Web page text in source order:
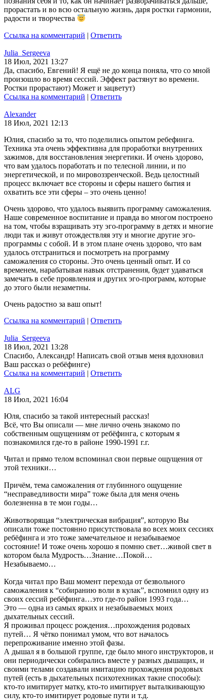
прорастать и во всю остальную жизнь, даря ростки гармонии,
радости и творчества
Ссылка на комментарий | Ответить
Julia_Sergeeva
18 Июл, 2021 13:27
Да, спасибо, Евгений! Я ещё не до конца поняла, что со мной
произошло во время сессий. Эффект растянут во времени.
Ростки прорастают) Может и зацветут)
Ссылка на комментарий | Ответить
Alexander
18 Июл, 2021 12:13
Юлия, спасибо за то, что поделились опытом ребефинга.
Техника эта очень эффективна для проработки внутренних
зажимов, для восстановления энергетики. И очень здорово,
что вам удалось поработать и по телесной линии, и по
энергетической, и по мировоззренческой. Ведь целостный
процесс включает все стороны и сферы нашего бытия и
охватить все эти сферы – это очень ценно!
Очень здорово, что удалось выявить программу саможаления.
Наше современное воспитание и правда во многом построено
на том, чтобы взращивать эту эго-программу в детях и многие
люди так и живут отождествляя эту и многие другие эго-
программы с собой. И в этом плане очень здорово, что вам
удалось отстраниться и посмотреть на программу
саможаления со стороны. Это очень ценный опыт. И со
временем, нарабатывая навык отстранения, будет удаваться
замечать в себе проявления и других эго-программ, которые
до этого были незаметны.
Очень радостно за ваш опыт!
Ссылка на комментарий | Ответить
Julia_Sergeeva
18 Июл, 2021 13:28
Спасибо, Александр! Написать свой отзыв меня вдохновил
Ваш рассказ о ребёфинге)
Ссылка на комментарий | Ответить
ALG
18 Июл, 2021 16:04
Юля, спасибо за такой интересный рассказ!
Всё, что Вы описали — мне лично очень знакомо по
собственным ощущениям от ребёфинга, с которым я
познакомился где-то в районе 1990-1991 г.г.
Читал и прямо телом вспоминал свои первые ощущения от
этой техники…
Причём, тема саможаления от глубинного ощущение
“несправедливости мира” тоже была для меня очень
болезненна в те мои годы…
Животворящая “электрическая вибрация”, которую Вы
описали тоже постоянно присутствовала во всех моих сессиях
ребёфинга и это тоже замечательное и незабываемое
состояние! И тоже очень хорошо я помню свет…живой свет в
котором была Мудрость…Знание…Покой…
Незабываемо…
Когда читал про Ваш момент перехода от безвольного
саможаления к “собиранию воли в кулак”, вспомнил одну из
своих сессий ребёфинга…это где-то район 1993 года…
Это — одна из самых ярких и незабываемых моих
дыхательных сессий.
Я проживал процесс рождения…прохождения родовых
путей… Я чётко понимал умом, что вот началось
перепроживание именно этой фазы.
А дышал я в большой группе, где было много инструкторов, и
они периодически собирались вместе у разных дышащих, и
своими телами создавали имитацию прохождения родовых
путей (есть в дыхательных психотехниках такие способы):
кто-то имитирует матку, кто-то имитирует выталкивающую
силу, кто-то имитирует родовые пути и т.д.